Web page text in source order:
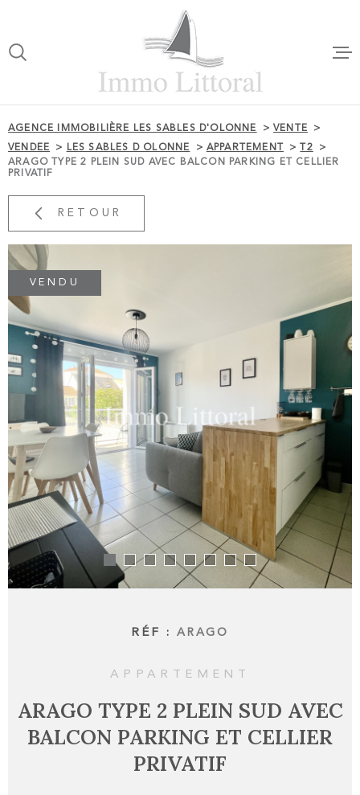
lamenu
contenu
NOTRE
BIENS
AGENCE IMMOBILIÈRE LES SABLES D'OLONNE
VENTE
VENDEE
LES SABLES D OLONNE APPARTEMENT
T2
ARAGO TYPE 2 PLEIN SUD AVEC BALCON PARKING ET CELLIER
PRIVATIF
RETOUR
VENDU
RÉF : ARAGO
APPARTEMENT
ARAGO TYPE 2 PLEIN SUD AVEC
BALCON PARKING ET CELLIER
PRIVATIF
VOTRE
RECHERCHE
TYPE
D'OFFRE
ACHETER
VILLE
RECHERCHER